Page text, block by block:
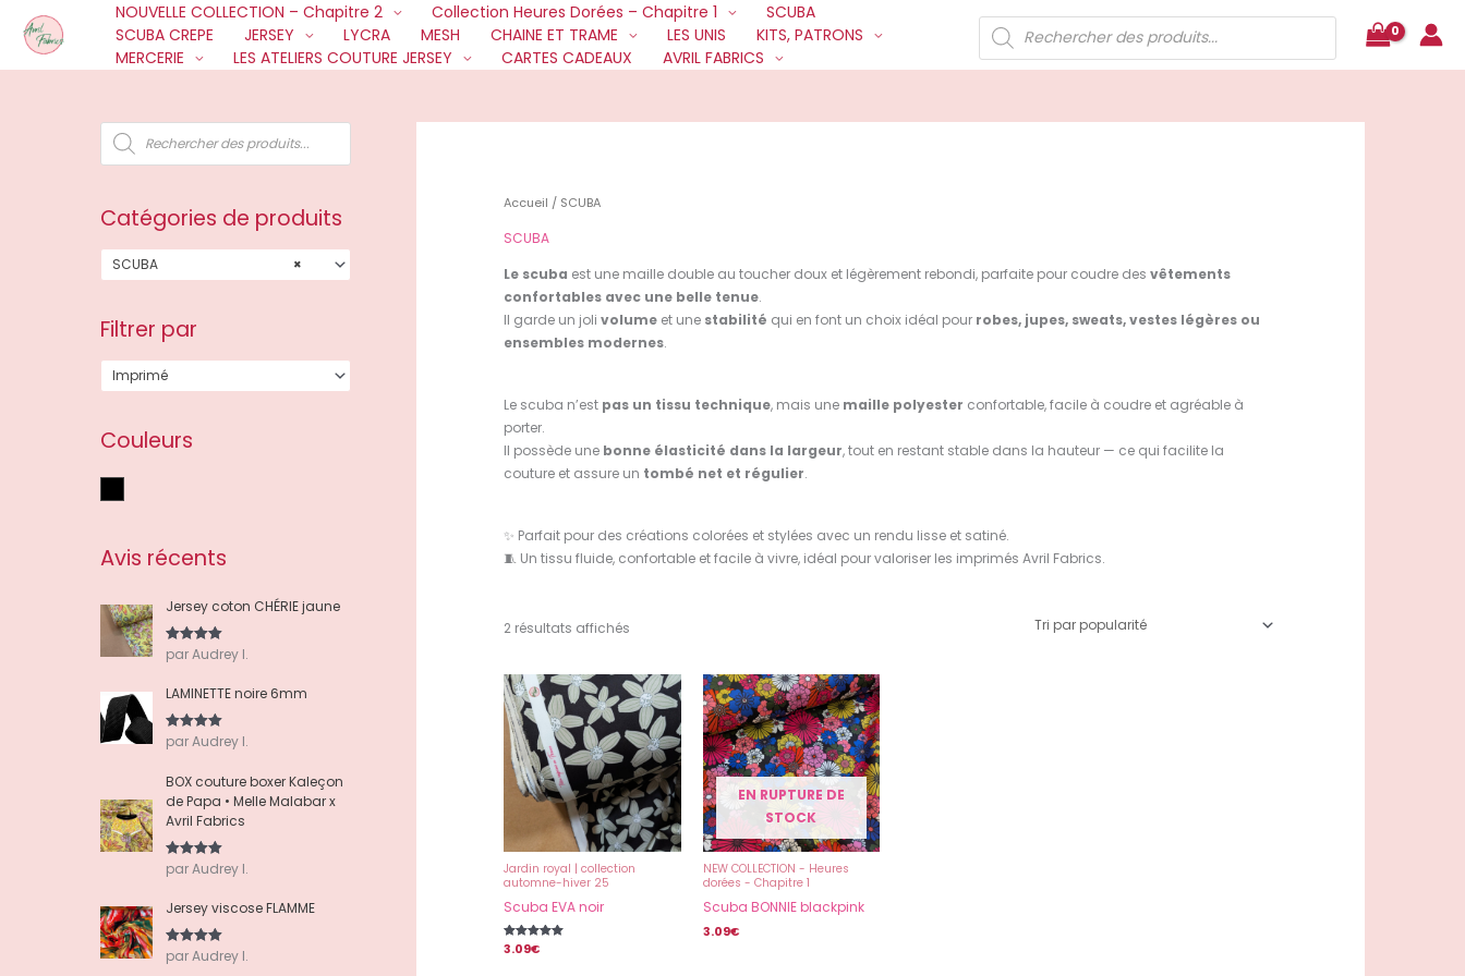
contenu
NOUVELLE COLLECTION – Chapitre 2 Collection Heures Dorées – Chapitre 1
SCUBA
SCUBA CREPE
JERSEY LYCRA MESH CHAINE ET TRAME LES UNIS
KITS, PATRONS
MERCERIE
LES ATELIERS COUTURE JERSEY CARTES CADEAUX AVRIL FABRICS
Recherche
de
produits
R
h
h
e
r
u
i
s
Catégories de produits
×
SCUBA
Filtrer par
Imprimé
Couleurs
Avis récents
Jersey coton CHÉRIE jaune
Note5sur
5
par Audrey I.
LAMINETTE noire 6mm
Note5sur
5
par Audrey I.
BOX couture boxer Kaleçon
de Papa • Melle Malabar x
Avril Fabrics
Note5sur
5
par Audrey I.
Jersey viscose FLAMME
Note5sur
5
par Audrey I.
Accueil / SCUBA
SCUBA
Le scuba est une maille double au toucher doux et légèrement rebondi, parfaite pour coudre desvêtements
confortables avec une belle tenue.
Il garde un jolivolume et une stabilité qui en font un choix idéal pour robes, jupes, sweats, vestes légères ou
ensembles modernes.
Le scuba n’est pas un tissu technique, mais une maille polyester confortable, facile à coudre et agréable à
porter.
Il possède une bonne élasticité dans la largeur, tout en restant stable dans la hauteur — ce qui facilite la
couture et assure un tombé net et régulier.
✨ Parfait pour des créations colorées et stylées avec un rendu lisse et satiné.
🧵 Un tissu fluide, confortable et facile à vivre, idéal pour valoriser les imprimés Avril Fabrics.
2 résultats affichés
Trié
Jardin royal | collection
automne-hiver 25
Scuba EVA noir
Note
3.09€
EN RUPTURE DE
STOCK
NEW COLLECTION - Heures
dorées - Chapitre 1
Scuba BONNIE blackpink
3.09€